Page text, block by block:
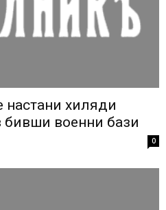
хиляди
военни бази
0